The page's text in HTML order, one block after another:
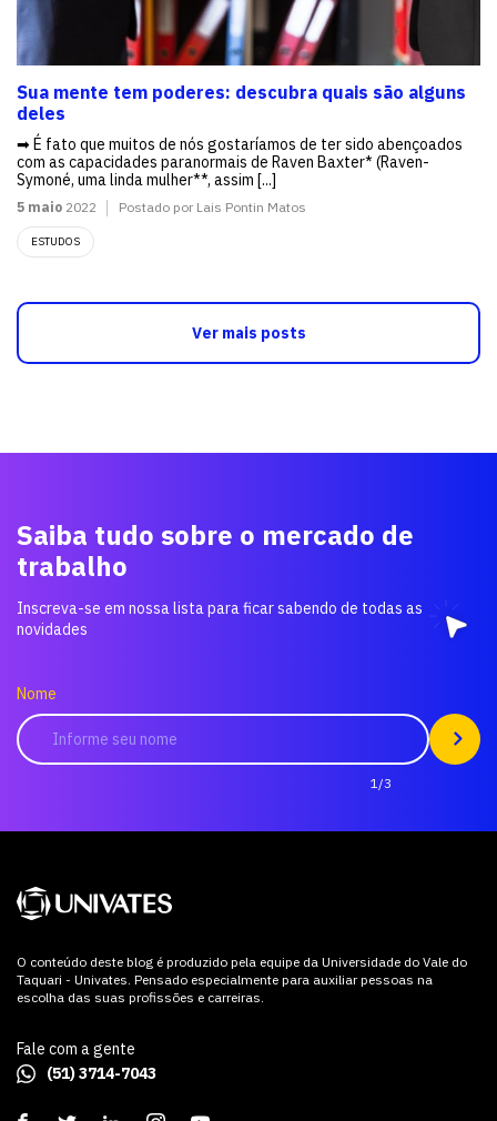
Sua mente tem poderes: descubra quais são alguns
deles
➡ É fato que muitos de nós gostaríamos de ter sido abençoados
com as capacidades paranormais de Raven Baxter* (Raven-
Symoné, uma linda mulher**, assim [...]
5 maio 2022 Postado por Lais Pontin Matos
ESTUDOS
Ver mais posts
Saiba tudo sobre o mercado de
trabalho
Inscreva-se em nossa lista para ficar sabendo de todas as
novidades
Nome
1/3
O conteúdo deste blog é produzido pela equipe da Universidade do Vale do
Taquari - Univates. Pensado especialmente para auxiliar pessoas na
escolha das suas profissões e carreiras.
Fale com a gente
(51) 3714-7043